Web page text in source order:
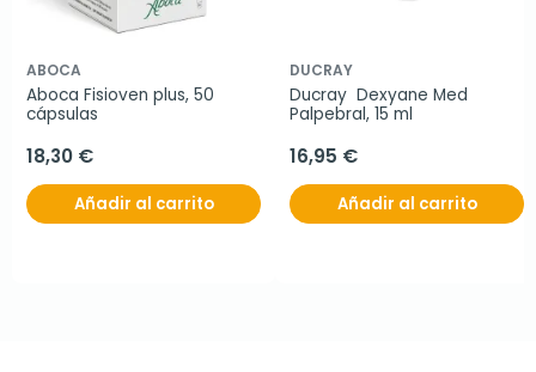
ABOCA
Aboca Fisioven plus, 50
cápsulas
18,30 €
Añadir al carrito
DUCRAY
Ducray  Dexyane Med
Palpebral, 15 ml
16,95 €
Añadir al carrito